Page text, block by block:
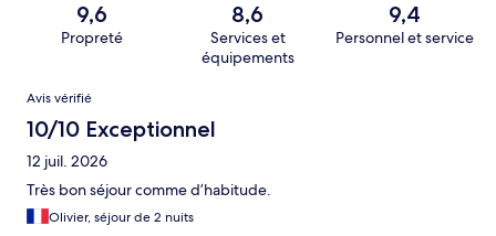
9,6
Propreté
8,6
Services et
équipements
9,4
Personnel et service
Avis
Avis vérifié
10/10 Exceptionnel
12 juil. 2026
Très bon séjour comme d’habitude.
Olivier, séjour de 2 nuits